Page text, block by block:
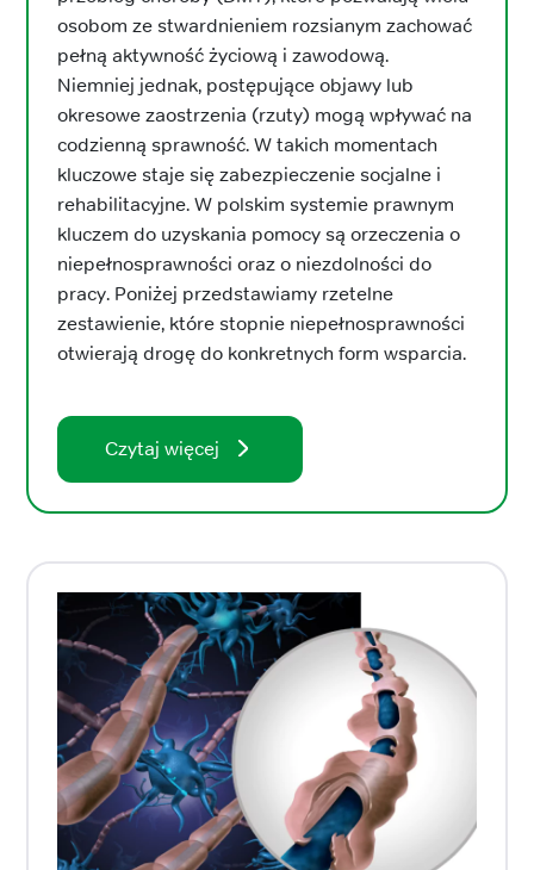
osobom ze stwardnieniem rozsianym zachować
pełną aktywność życiową i zawodową.
Niemniej jednak, postępujące objawy lub
okresowe zaostrzenia (rzuty) mogą wpływać na
codzienną sprawność. W takich momentach
kluczowe staje się zabezpieczenie socjalne i
rehabilitacyjne. W polskim systemie prawnym
kluczem do uzyskania pomocy są orzeczenia o
niepełnosprawności oraz o niezdolności do
pracy. Poniżej przedstawiamy rzetelne
zestawienie, które stopnie niepełnosprawności
otwierają drogę do konkretnych form wsparcia.
Czytaj więcej